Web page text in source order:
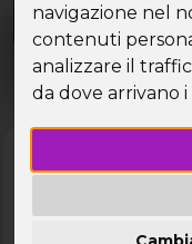
navigazione nel
contenuti
analizzare il
da dove arrivano
Dove?